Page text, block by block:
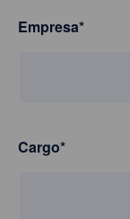
Empresa*
Cargo*